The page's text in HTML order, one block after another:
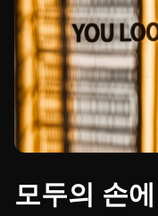
모두의 손